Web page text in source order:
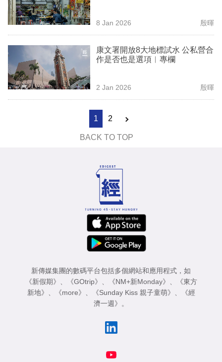
8 Jan 2026 殷暉
康文署開放8大地標試水 公私營合
作是否也是選項︳專欄
2 Jan 2026 殷暉
1 2
BACK TO TOP
新傳媒集團的數碼平台包括多個網站和應用程式，如
《新假期》 、 《GOtrip》 、 《NM+新Monday》 、
《東方
新地》 、 《more》 、 《Sunday Kiss 親子童萌》 、
《經
濟一週》 。